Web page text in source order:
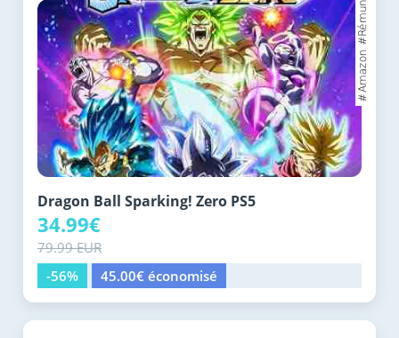
Dragon Ball Sparking! Zero PS5
34.99€
79.99 EUR
-56%
45.00€ économisé